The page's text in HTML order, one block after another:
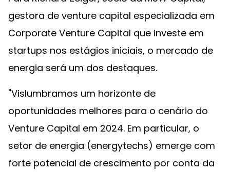
gestora de venture capital especializada em
Corporate Venture Capital que investe em
startups nos estágios iniciais, o mercado de
energia será um dos destaques.
"Vislumbramos um horizonte de
oportunidades melhores para o cenário do
Venture Capital em 2024. Em particular, o
setor de energia (energytechs) emerge com
forte potencial de crescimento por conta da